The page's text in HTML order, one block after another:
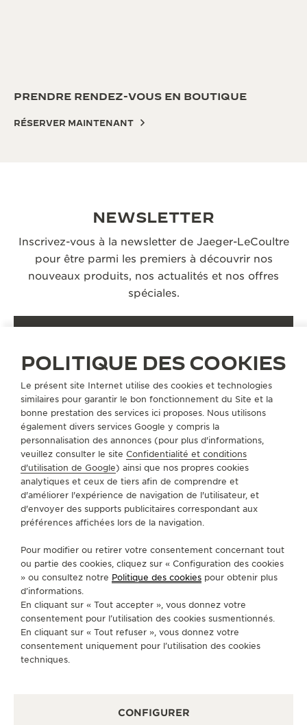
PRENDRE RENDEZ-VOUS EN BOUTIQUE
RÉSERVER MAINTENANT
NEWSLETTER
Inscrivez-vous à la newsletter de Jaeger-LeCoultre
pour être parmi les premiers à découvrir nos
nouveaux produits, nos actualités et nos offres
spéciales.
PROLONGER MA GARANTIE
ACCÉDER À LA PAGE INSTAGRAM DE
ACCÉDER À LA PAGE LINKEDIN DE
ALLER SUR LA PAGE JAEGER-
ACCÉDER À LA PAGE
ALLER SUR LA PAGE
ALLER SUR LA
S'INSCRIRE À LA NEWSLETTER
A PROPOS DE NOUS
SERVICES
CONTACT
POLITIQUE DES COOKIES
Le présent site Internet utilise des cookies et technologies
similaires pour garantir le bon fonctionnement du Site et la
bonne prestation des services ici proposes. Nous utilisons
également divers services Google y compris la
personnalisation des annonces (pour plus d'informations,
veuillez consulter le site Confidentialité et conditions
d'utilisation de Google) ainsi que nos propres cookies
analytiques et ceux de tiers afin de comprendre et
d'améliorer l'expérience de navigation de l'utilisateur, et
d'envoyer des supports publicitaires correspondant aux
préférences affichées lors de la navigation.
Pour modifier ou retirer votre consentement concernant tout
ou partie des cookies, cliquez sur « Configuration des cookies
» ou consultez notre Politique des cookies pour obtenir plus
d’informations.
En cliquant sur « Tout accepter », vous donnez votre
consentement pour l’utilisation des cookies susmentionnés.
En cliquant sur « Tout refuser », vous donnez votre
consentement uniquement pour l’utilisation des cookies
techniques.
CONFIGURER